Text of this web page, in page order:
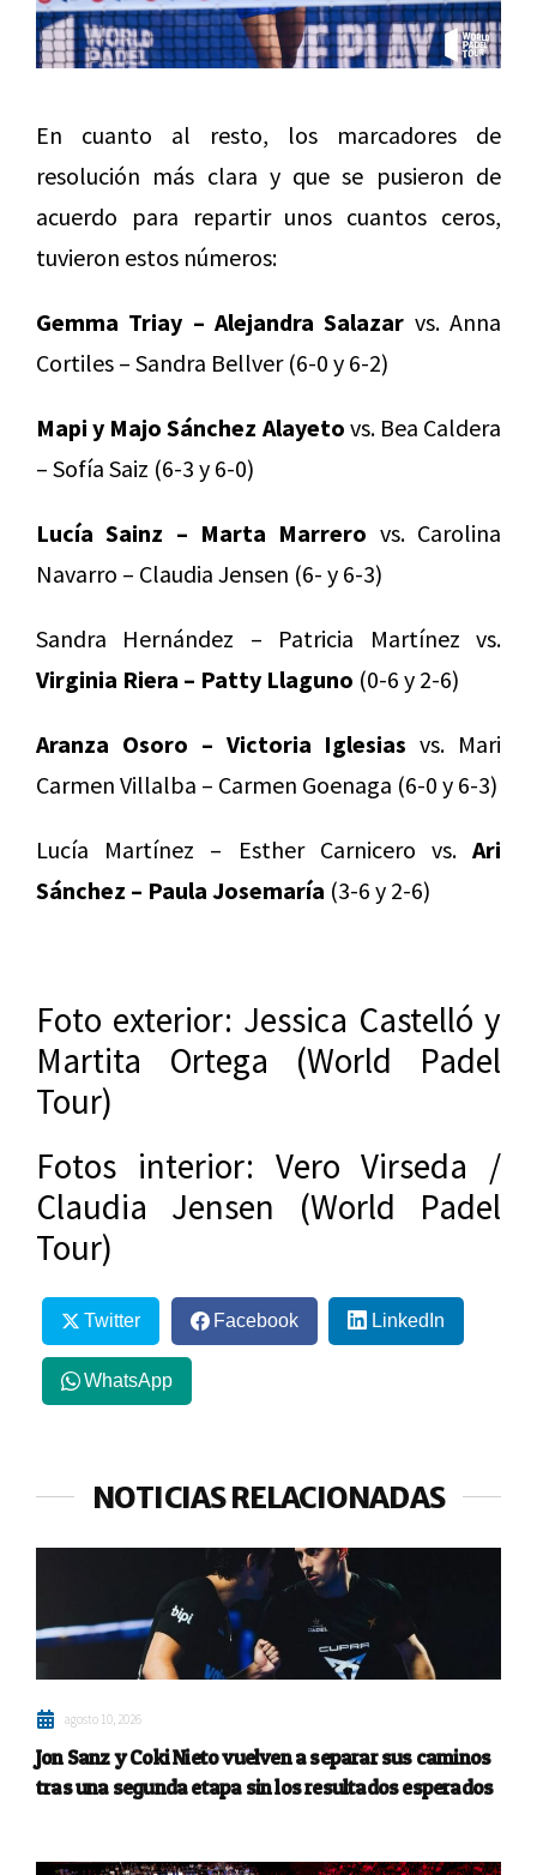
En cuanto al resto, los marcadores de
resolución más clara y que se pusieron de
acuerdo para repartir unos cuantos ceros,
tuvieron estos números:
Gemma Triay – Alejandra Salazar vs. Anna
Cortiles – Sandra Bellver (6-0 y 6-2)
Mapi y Majo Sánchez Alayeto vs. Bea Caldera
– Sofía Saiz (6-3 y 6-0)
Lucía Sainz – Marta Marrero vs. Carolina
Navarro – Claudia Jensen (6- y 6-3)
Sandra Hernández – Patricia Martínez vs.
Virginia Riera – Patty Llaguno (0-6 y 2-6)
Aranza Osoro – Victoria Iglesias vs. Mari
Carmen Villalba – Carmen Goenaga (6-0 y 6-3)
Lucía Martínez – Esther Carnicero vs. Ari
Sánchez – Paula Josemaría (3-6 y 2-6)
Foto exterior: Jessica Castelló y
Martita Ortega (World Padel
Tour)
Fotos interior: Vero Virseda /
Claudia Jensen (World Padel
Tour)
Twitter Facebook LinkedIn
WhatsApp
NOTICIAS RELACIONADAS
agosto 10, 2026
Jon Sanz y Coki Nieto vuelven a separar sus caminos
tras una segunda etapa sin los resultados esperados